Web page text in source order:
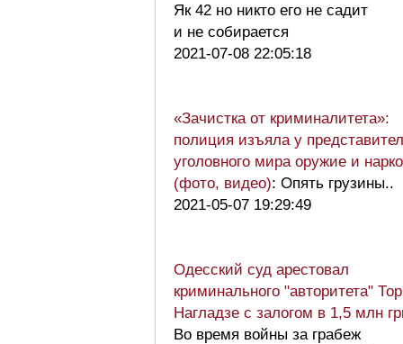
Як 42 но никто его не садит
и не собирается
2021-07-08 22:05:18
«Зачистка от криминалитета»:
полиция изъяла у
уголовного мира оружие и
(фото, видео): Опять грузины..
2021-05-07 19:29:49
Одесский суд арестовал
криминального "авторитета"
Нагладзе с залогом в 1,5 млн
Во время войны за грабеж